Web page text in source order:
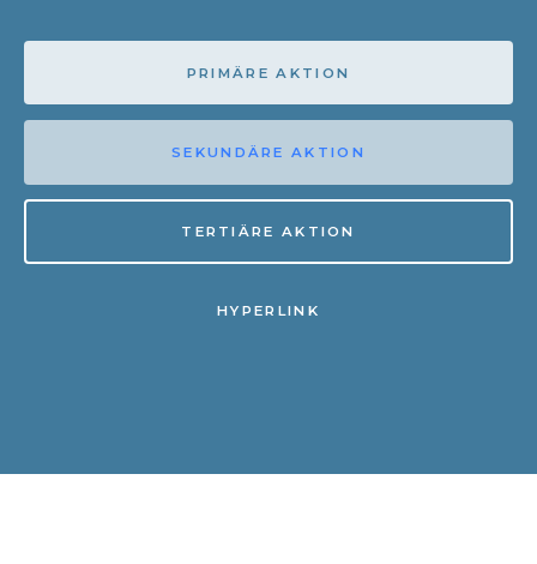
PRIMÄRE AKTION
SEKUNDÄRE AKTION
TERTIÄRE AKTION
HYPERLINK